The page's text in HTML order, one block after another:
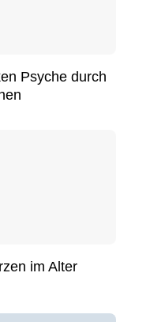
Psyche durch
im Alter